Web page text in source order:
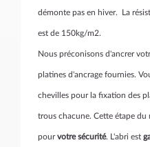
démonte pas en hiver. La
est de 150kg/m2.
Nous préconisons d'ancrer
platines d'ancrage fournies.
chevilles pour la fixation des
trous chacune. Cette étape du
pourvotre sécurité. L'abri est